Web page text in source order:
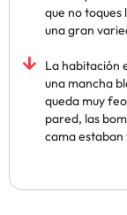
que no toques
una gran
La habitación
una mancha
queda muy
pared, las
cama